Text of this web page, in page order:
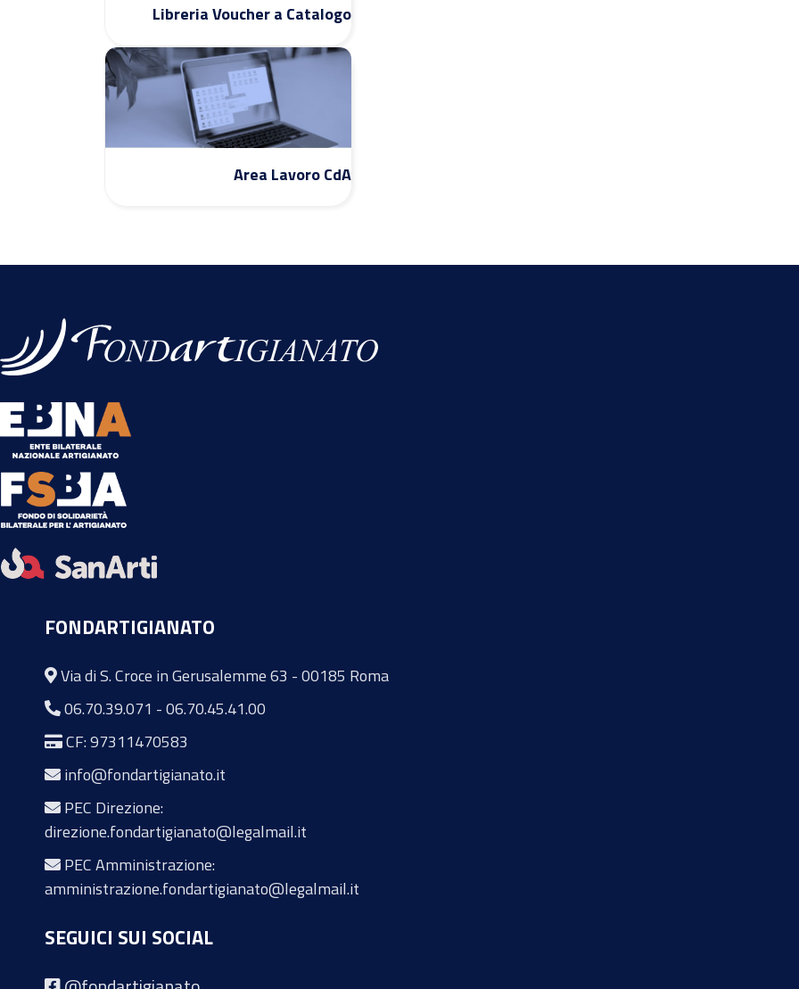
Libreria Voucher a Catalogo
Area Lavoro CdA
FONDARTIGIANATO
Via di S. Croce in Gerusalemme 63 - 00185 Roma
06.70.39.071 -06.70.45.41.00
CF: 97311470583
info@fondartigianato.it
PEC Direzione:
direzione.fondartigianato@legalmail.it
PEC Amministrazione:
amministrazione.fondartigianato@legalmail.it
SEGUICI SUI SOCIAL